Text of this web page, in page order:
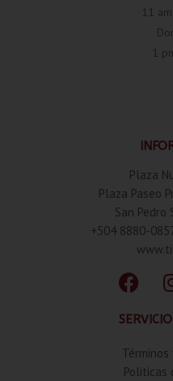
11
1
Plaza
Plaza Paseo
San Pedro
+504 8880-
Términos
Politicas